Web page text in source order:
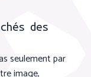
des
seulement par
image,